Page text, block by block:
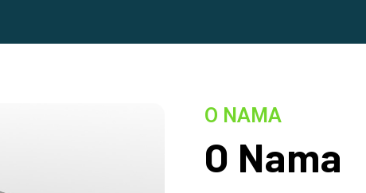
O NAMA
O Nama